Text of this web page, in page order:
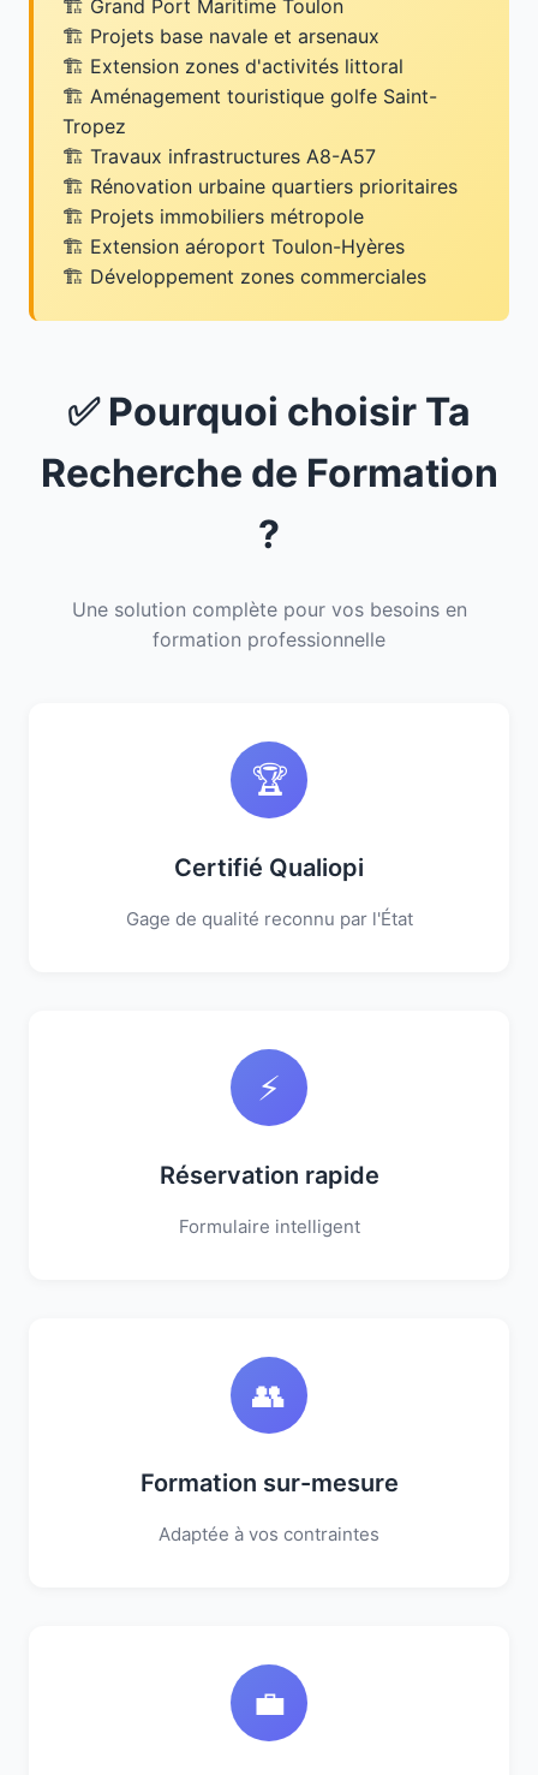
Grand Port Maritime Toulon
Projets base navale et arsenaux
Extension zones d'activités littoral
Aménagement touristique golfe Saint-
Tropez
Travaux infrastructures A8-A57
Rénovation urbaine quartiers prioritaires
Projets immobiliers métropole
Extension aéroport Toulon-Hyères
Développement zones commerciales
✅ Pourquoi choisir Ta
Recherche de Formation
?
Une solution complète pour vos besoins en
formation professionnelle
🏆
Certifié Qualiopi
Gage de qualité reconnu par l'État
⚡
Réservation rapide
Formulaire intelligent
👥
Formation sur-mesure
Adaptée à vos contraintes
💼